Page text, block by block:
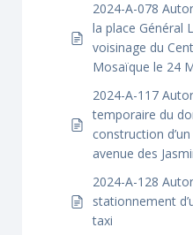
2024-A-078
la place Général
voisinage du
Mosaïque le 24
2024-A-117
temporaire du
construction
avenue des
2024-A-128
stationnement
taxi